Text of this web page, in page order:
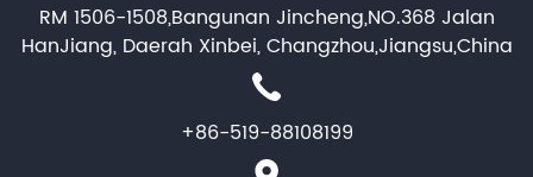
RM 1506-1508,Bangunan Jincheng,NO.368 Jalan
HanJiang, Daerah Xinbei, Changzhou,Jiangsu,China
+86-519-88108199